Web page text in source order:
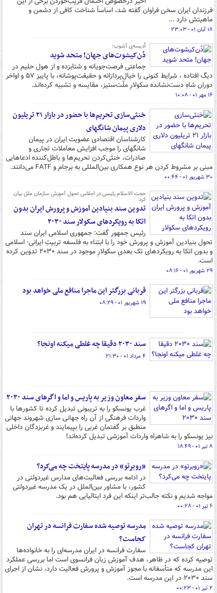
فرزندان ایران سخن فراوان گفته شد، اساساً شناخت کافی از دشمن و
ماهیتش دارد ...
۱۸ آبان ۰۱ - ۲۳:۰۳
اُدیسه‌ی آشوب؛
دُن‌کیشوت‌های جهان! متحد شوید
جماعتی فرصت‌جویانه و شتابزده و از هول حلیم در
دیگ افتاده ، شرایط کنونی را خیال‌پردازانه و حقیقت‌پوشانه، با پاییز ۵۷ و اواخر
دوران شاهِ دست‌نشانده سکولارِ ملّت‌ستیز، مقایسه و تشبیه کرده‌اند.
۱۶ مهر ۰۱ - ۱۰:۰۸
خنثی‌سازی تحریم‌ها با حضور در بازار ۲۱ تریلیون
دلاری پیمان شانگهای
کارشناسان اقتصادی عضویت ایران در پیمان
شانگهای را موجب افزایش معاملات تجاری و
صادرات، خنثی‌کردن تحریم‌ها و باطل‌کننده ادعاهایی
مبنی بر مشروط کردن هر نوع همکاری بین‌المللی به برجام و FATF می‌دانند.
۳۰ شهریور ۰۱ - ۰۰:۴۴
حجت الاسلام رئیسی در اجلاس تحول آموزش سازمان ملل بیان
کرد:
تدوین سند بنیادین آموزش و پرورش ایران بدون
اتکا به رویکردهای سکولار سند ۲۰۳۰
رئیس جمهور گفت: جمهوری اسلامی ایران سند
تحول بنیادین آموزش و پرورش خود را با ابتناء به فلسفه تربیتِ ایرانی- اسلامی
و بدون اتکا به رویکردهای تک بعدیِ سکولارِ موجود در سند ۲۰۳۰ تدوین کرده
است.
۲۹ شهریور ۰۱ - ۰۸:۱۶
قربانی بزرگتر این ماجرا منافع ملی خواهد بود
۱۹ شهریور ۰۱ - ۰۸:۲۹
سند ۲۰۳۰ دقیقا چه غلطی میکنه اونجا؟
۴ مرداد ۰۱ - ۲۱:۳۰
سفر معاون وزیر به پاریس و اما و اگرهای سند ۲۰۳۰
غرب یونسکو را به تریبونی تبدیل کرده تا کشورها با
واردات فرهنگی از آن راه جهانی سازی شهروند جهانی
منطبق بر گفتمان غربی را بپیمایند و غربزدگان داخلی
نیز یونسکو را به شاهراه واردات آموزشی تبدیل کرده‌اند!
۸ تیر ۰۱ - ۱۸:۴۹
«روبرتو» در مدرسه پایتخت چه می‌کرد؟
در ادامه بررسی فعالیت‌های مدارس غیردولتی در
کشور، با مشاور بین‌الملل در یک مدرسه غیردولتی
مواجه شدیم و نکته جالب‌تر اینکه این فرد ایتالیایی هم بود.
۶ تیر ۰۱ - ۰۰:۲۸
مدرسه توصیه شده سفارت فرانسه در تهران
کجاست؟
سفارت فرانسه در ایران مدرسه‌ای را به خانواده‌ها
توصیه کرده که در ظاهر، هدف آموزش زبان فرانسوی است اما بررسی عملکرد
این مدرسه که متأسفانه با مجوز آموزش و پرورش فعالیت دارد، نشان از اجرای
سند ۲۰۳۰ در این مدرسه است.
۲ تیر ۰۱ - ۰۰:۲۳